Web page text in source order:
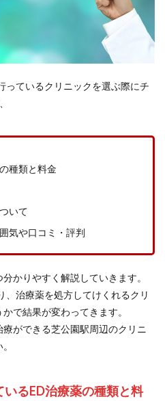
っているクリニックを選ぶ際にチ
種類と料金
いて
気や口コミ・評判
かりやすく解説していきます。
、治療薬を処方してけくれるクリ
で結果が変わってきます。
ができる芝公園駅周辺のクリニ
るED治療薬の種類と料